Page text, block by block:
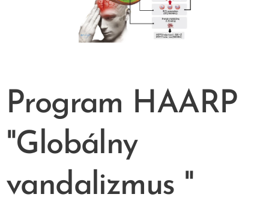
Program HAARP
"Globálny
vandalizmus "